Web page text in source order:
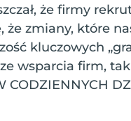
że firmy
że zmiany, które
kluczowych
wsparcia firm,
CODZIENNYCH